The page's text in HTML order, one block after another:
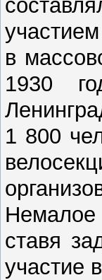
в
1930
1 800
ставя
участие